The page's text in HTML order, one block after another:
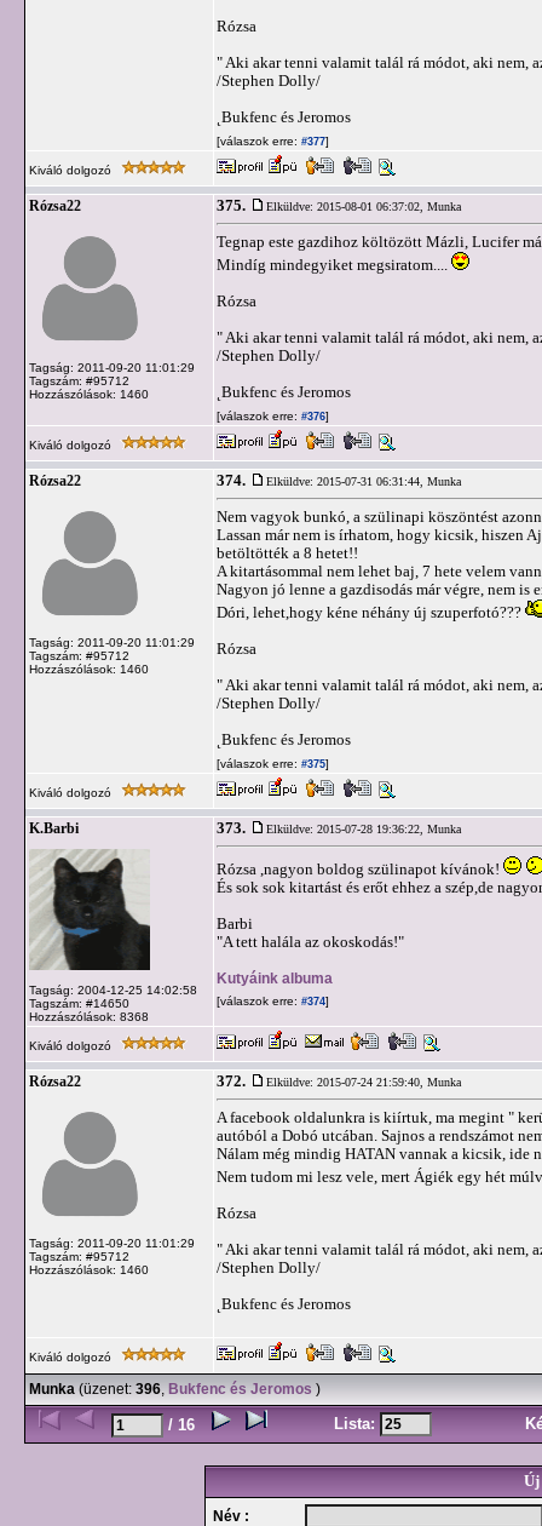
Rózsa
" Aki akar tenni valamit talál rá módot, aki nem,
/Stephen Dolly/
˛Bukfenc és Jeromos
[válaszok erre: #377]
Kiváló dolgozó
Rózsa22
Tagság: 2011-09-20 11:01:29
Tagszám: #95712
Hozzászólások: 1460
375. Elküldve: 2015-08-01 06:37:02, Munka
Tegnap este gazdihoz költözött Mázli, Lucifer
Mindíg mindegyiket megsiratom....
Rózsa
" Aki akar tenni valamit talál rá módot, aki nem,
/Stephen Dolly/
˛Bukfenc és Jeromos
[válaszok erre: #376]
Kiváló dolgozó
Rózsa22
Tagság: 2011-09-20 11:01:29
Tagszám: #95712
Hozzászólások: 1460
374. Elküldve: 2015-07-31 06:31:44, Munka
Nem vagyok bunkó, a szülinapi köszöntést
Lassan már nem is írhatom, hogy kicsik, hiszen
betöltötték a 8 hetet!!
A kitartásommal nem lehet baj, 7 hete velem
Nagyon jó lenne a gazdisodás már végre, nem
Dóri, lehet,hogy kéne néhány új szuperfotó???
Rózsa
" Aki akar tenni valamit talál rá módot, aki nem,
/Stephen Dolly/
˛Bukfenc és Jeromos
[válaszok erre: #375]
Kiváló dolgozó
K.Barbi
Tagság: 2004-12-25 14:02:58
Tagszám: #14650
Hozzászólások: 8368
373. Elküldve: 2015-07-28 19:36:22, Munka
Rózsa ,nagyon boldog szülinapot kívánok!
És sok sok kitartást és erőt ehhez a szép,de
Barbi
"A tett halála az okoskodás!"
Kutyáink albuma
[válaszok erre: #374]
Kiváló dolgozó
Rózsa22
Tagság: 2011-09-20 11:01:29
Tagszám: #95712
Hozzászólások: 1460
372. Elküldve: 2015-07-24 21:59:40, Munka
A facebook oldalunkra is kiírtuk, ma megint "
autóból a Dobó utcában. Sajnos a rendszámot
Nálam még mindig HATAN vannak a kicsik, ide
Nem tudom mi lesz vele, mert Ágiék egy hét
Rózsa
" Aki akar tenni valamit talál rá módot, aki nem,
/Stephen Dolly/
˛Bukfenc és Jeromos
Kiváló dolgozó
Munka (üzenet: 396, Bukfenc és Jeromos )
/ 16 Lista:
Új
Név :